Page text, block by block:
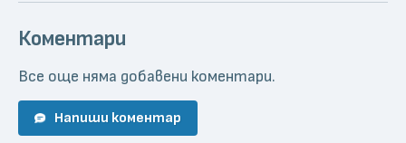
Коментари
Все още няма добавени коментари.
Напиши коментар